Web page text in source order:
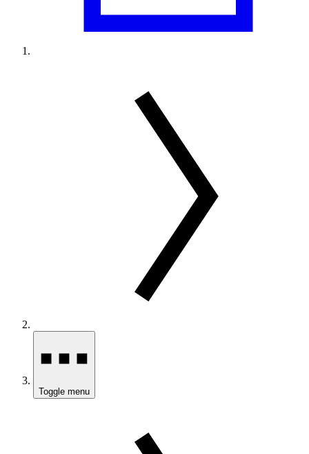
Toggle menu